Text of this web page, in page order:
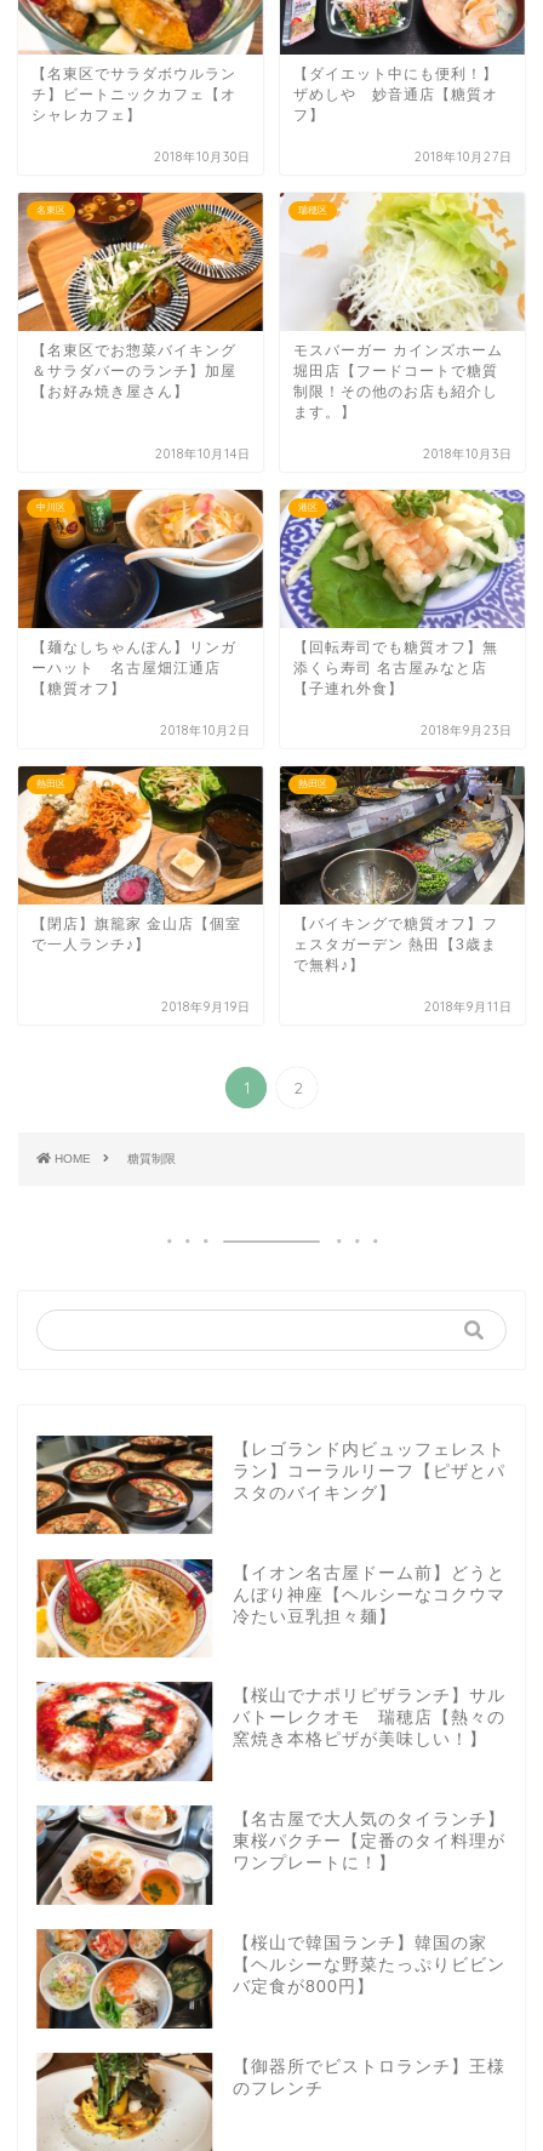
【名東区でサラダボウルラン
チ】ビートニックカフェ【オ
シャレカフェ】
2018年10月30日
【ダイエット中にも便利！】
ザめしや 妙音通店【糖質オ
フ】
2018年10月27日
名東区
【名東区でお惣菜バイキング
＆サラダバーのランチ】加屋
【お好み焼き屋さん】
2018年10月14日
瑞穂区
モスバーガー カインズホーム
堀田店【フードコートで糖質
制限！その他のお店も紹介し
ます。】
2018年10月3日
中川区
【麺なしちゃんぽん】リンガ
ーハット 名古屋畑江通店
【糖質オフ】
2018年10月2日
港区
【回転寿司でも糖質オフ】無
添くら寿司 名古屋みなと店
【子連れ外食】
2018年9月23日
熱田区
【閉店】旗籠家 金山店【個室
で一人ランチ♪】
2018年9月19日
熱田区
【バイキングで糖質オフ】フ
ェスタガーデン 熱田【3歳ま
で無料♪】
2018年9月11日
1 2
HOME 糖質制限
【レゴランド内ビュッフェレスト
ラン】コーラルリーフ【ピザとパ
スタのバイキング】
【イオン名古屋ドーム前】どうと
んぼり神座【ヘルシーなコクウマ
冷たい豆乳担々麺】
【桜山でナポリピザランチ】サル
バトーレクオモ 瑞穂店【熱々の
窯焼き本格ピザが美味しい！】
【名古屋で大人気のタイランチ】
東桜パクチー【定番のタイ料理が
ワンプレートに！】
【桜山で韓国ランチ】韓国の家
【ヘルシーな野菜たっぷりビビン
バ定食が800円】
【御器所でビストロランチ】王様
のフレンチ